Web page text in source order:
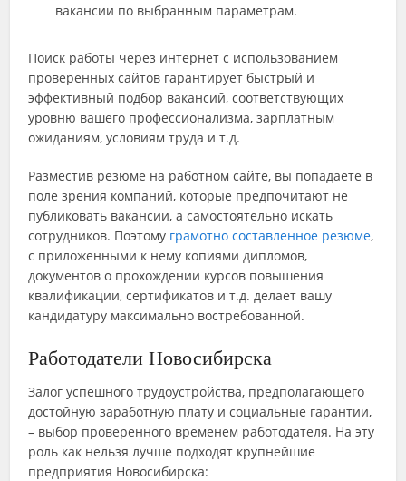
вакансии по выбранным параметрам.
Поиск работы через интернет с использованием
проверенных сайтов гарантирует быстрый и
эффективный подбор вакансий, соответствующих
уровню вашего профессионализма, зарплатным
ожиданиям, условиям труда и т.д.
Разместив резюме на работном сайте, вы попадаете в
поле зрения компаний, которые предпочитают не
публиковать вакансии, а самостоятельно искать
сотрудников. Поэтому грамотно составленное резюме,
с приложенными к нему копиями дипломов,
документов о прохождении курсов повышения
квалификации, сертификатов и т.д. делает вашу
кандидатуру максимально востребованной.
Работодатели Новосибирска
Залог успешного трудоустройства, предполагающего
достойную заработную плату и социальные гарантии,
– выбор проверенного временем работодателя. На эту
роль как нельзя лучше подходят крупнейшие
предприятия Новосибирска: